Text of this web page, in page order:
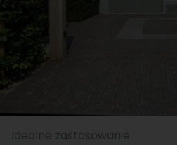
Idealne zastosowanie